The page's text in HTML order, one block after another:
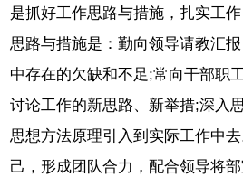
是抓好工作思路与措施，扎实工
思路与措施是：勤向领导请教汇
中存在的欠缺和不足;常向干部职
讨论工作的新思路、新举措;深入
思想方法原理引入到实际工作中去
己，形成团队合力，配合领导将